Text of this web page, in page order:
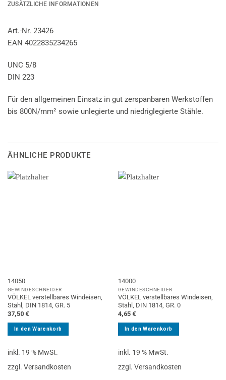
ZUSÄTZLICHE INFORMATIONEN
Art.-Nr. 23426
EAN 4022835234265
UNC 5/8
DIN 223
Für den allgemeinen Einsatz in gut zerspanbaren Werkstoffen
bis 800N/mm² sowie unlegierte und niedriglegierte Stähle.
ÄHNLICHE PRODUKTE
14050
GEWINDESCHNEIDER
VÖLKEL verstellbares Windeisen,
Stahl, DIN 1814, GR. 5
37,50 €
In den Warenkorb
inkl. 19 % MwSt.
zzgl. Versandkosten
14000
GEWINDESCHNEIDER
VÖLKEL verstellbares Windeisen,
Stahl, DIN 1814, GR. 0
4,65 €
In den Warenkorb
inkl. 19 % MwSt.
zzgl. Versandkosten